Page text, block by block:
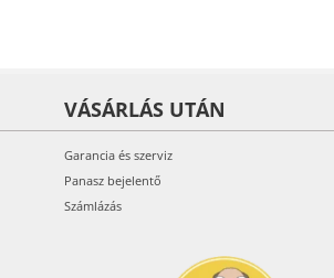
VÁSÁRLÁS UTÁN
Garancia és szerviz
Panasz bejelentő
Számlázás